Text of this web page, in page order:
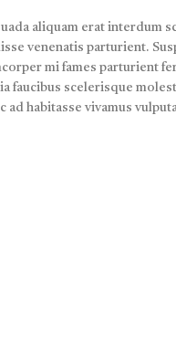
aliquam erat interdum
venenatis parturient.
mi fames parturient
faucibus scelerisque
ad habitasse vivamus